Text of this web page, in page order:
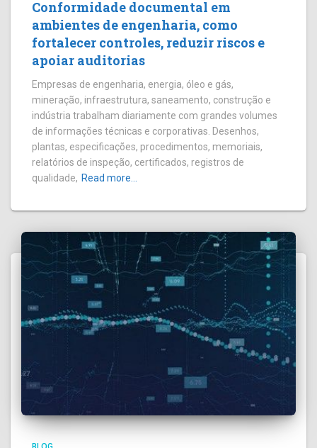
Conformidade documental em
ambientes de engenharia, como
fortalecer controles, reduzir riscos e
apoiar auditorias
Empresas de engenharia, energia, óleo e gás,
mineração, infraestrutura, saneamento, construção e
indústria trabalham diariamente com grandes volumes
de informações técnicas e corporativas. Desenhos,
plantas, especificações, procedimentos, memoriais,
relatórios de inspeção, certificados, registros de
qualidade, Read more…